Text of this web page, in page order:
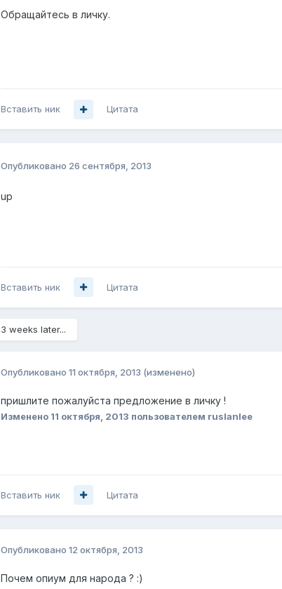
Обращайтесь в личку.
Вставить ник Цитата
Опубликовано 26 сентября, 2013
up
Вставить ник Цитата
3 weeks later...
Опубликовано 11 октября, 2013 (изменено)
пришлите пожалуйста предложение в личку !
Изменено 11 октября, 2013 пользователем ruslanlee
Вставить ник Цитата
Опубликовано 12 октября, 2013
Почем опиум для народа ? :)